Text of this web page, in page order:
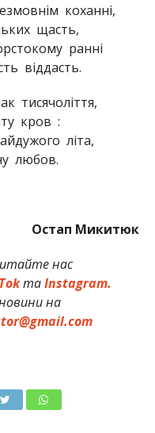
коханні,
щасть,
ранні
віддасть.
тисячоліття,
кров :
літа,
любов.
Остап Микитюк
нас
таInstagram.
на